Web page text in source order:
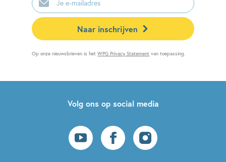
mailadres
Naar inschrijven
Op onze nieuwsbrieven is hetWPG Privacy Statement van toepassing.
Volg ons op social media